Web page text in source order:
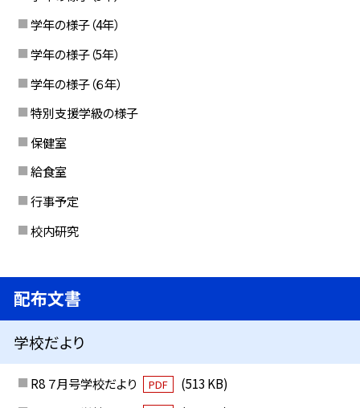
学年の様子（4年）
学年の様子（5年）
学年の様子（６年）
特別支援学級の様子
保健室
給食室
行事予定
校内研究
配布文書
学校だより
R8 ７月号学校だより PDF
(513 KB)